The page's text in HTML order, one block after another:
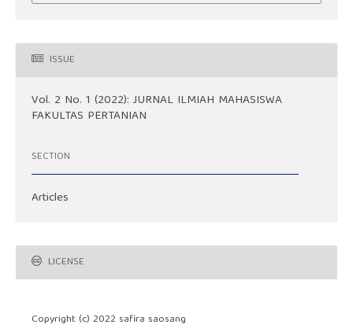
ISSUE
Vol. 2 No. 1 (2022): JURNAL ILMIAH MAHASISWA
FAKULTAS PERTANIAN
SECTION
Articles
LICENSE
Copyright (c) 2022 safira saosang